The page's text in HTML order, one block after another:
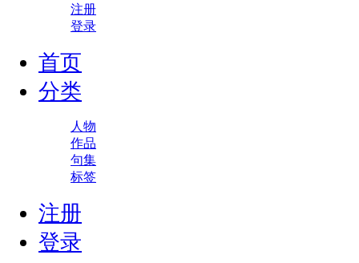
注册
登录
首页
分类
人物
作品
句集
标签
注册
登录